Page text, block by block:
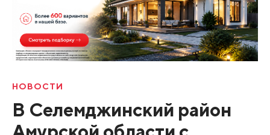
НОВОСТИ
В Селемджинский район